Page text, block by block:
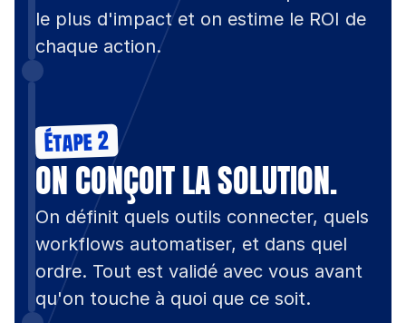
le plus d'impact et on estime le ROI de
chaque action.
Étape 2
ON CONÇOIT LA SOLUTION.
On définit quels outils connecter, quels
workflows automatiser, et dans quel
ordre. Tout est validé avec vous avant
qu'on touche à quoi que ce soit.